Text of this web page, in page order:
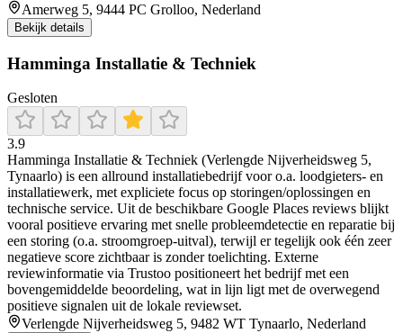
Amerweg 5, 9444 PC Grolloo, Nederland
Bekijk details
Hamminga Installatie & Techniek
Gesloten
3.9
Hamminga Installatie & Techniek (Verlengde Nijverheidsweg 5,
Tynaarlo) is een allround installatiebedrijf voor o.a. loodgieters- en
installatiewerk, met expliciete focus op storingen/oplossingen en
technische service. Uit de beschikbare Google Places reviews blijkt
vooral positieve ervaring met snelle probleemdetectie en reparatie bij
een storing (o.a. stroomgroep-uitval), terwijl er tegelijk ook één zeer
negatieve score zichtbaar is zonder toelichting. Externe
reviewinformatie via Trustoo positioneert het bedrijf met een
bovengemiddelde beoordeling, wat in lijn ligt met de overwegend
positieve signalen uit de lokale reviewset.
Verlengde Nijverheidsweg 5, 9482 WT Tynaarlo, Nederland